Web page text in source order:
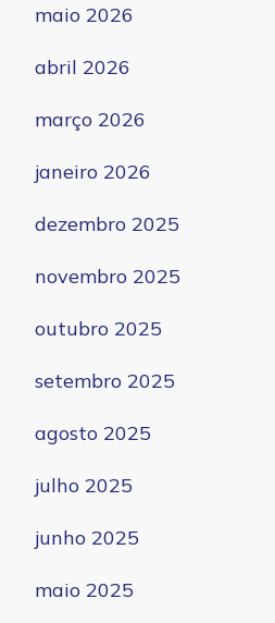
maio 2026
abril 2026
março 2026
janeiro 2026
dezembro 2025
novembro 2025
outubro 2025
setembro 2025
agosto 2025
julho 2025
junho 2025
maio 2025